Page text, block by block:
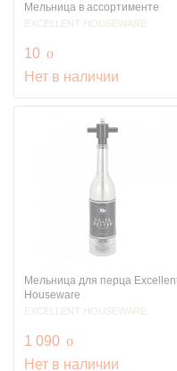
Мельница в ассортименте
EXCELLENT HOUSEWARE
10 руб.
o
Нет в наличии
Мельница для перца
Houseware
EXCELLENT HOUSEWARE
1 090 руб.
o
Нет в наличии